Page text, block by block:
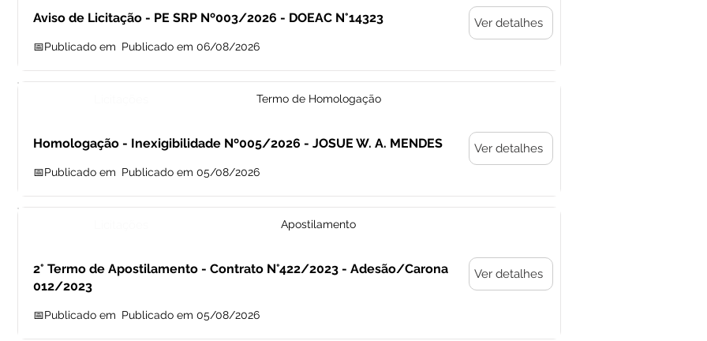
Aviso de Licitação - PE SRP Nº003/2026 - DOEAC N°14323
📅Publicado em Publicado em 06/08/2026
Ver detalhes
Termo de Homologação
Homologação - Inexigibilidade Nº005/2026 - JOSUE W. A. MENDES
📅Publicado em Publicado em 05/08/2026
Ver detalhes
Apostilamento
2° Termo de Apostilamento - Contrato N°422/2023 - Adesão/Carona
012/2023
📅Publicado em Publicado em 05/08/2026
Ver detalhes